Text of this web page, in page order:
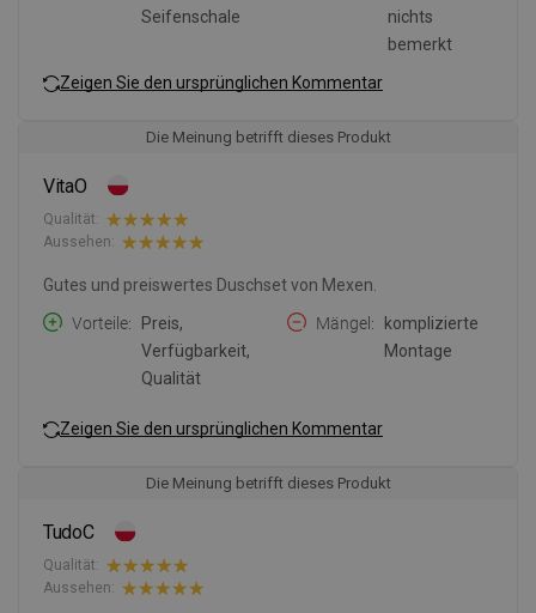
Seifenschale
nichts
bemerkt
Zeigen Sie den ursprünglichen Kommentar
Die Meinung betrifft dieses Produkt
VitaO
Qualität:
Aussehen:
Gutes und preiswertes Duschset von Mexen.
Vorteile
Preis,
Verfügbarkeit,
Qualität
Mängel
komplizierte
Montage
Zeigen Sie den ursprünglichen Kommentar
Die Meinung betrifft dieses Produkt
TudoC
Qualität:
Aussehen: